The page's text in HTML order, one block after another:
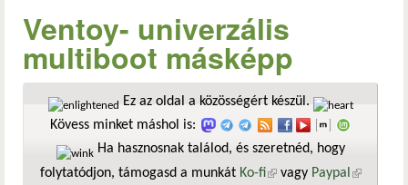
Ventoy- univerzális
multiboot másképp
Ez az oldal a közösségért készül.
Kövess minket máshol is:
Ha hasznosnak találod, és szeretnéd, hogy
folytatódjon, támogasd a munkát Ko-fi(külső hivatkozás)
vagy Paypal